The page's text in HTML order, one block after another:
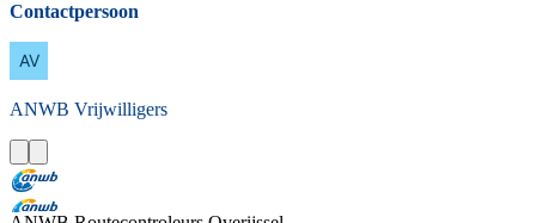
Contactpersoon
ANWB Vrijwilligers